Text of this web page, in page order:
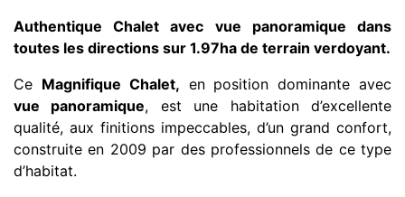
Authentique Chalet avec vue panoramique dans
toutes les directions sur 1.97ha de terrain verdoyant.
Ce Magnifique Chalet, en position dominante avec
vue panoramique, est une habitation d’excellente
qualité, aux finitions impeccables, d’un grand confort,
construite en 2009 par des professionnels de ce type
d’habitat.